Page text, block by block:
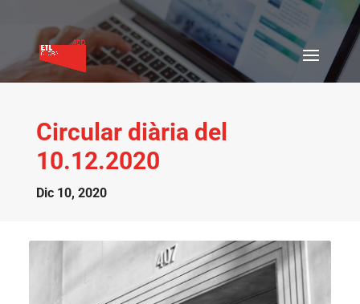
Circular diària del
10.12.2020
Dic 10, 2020